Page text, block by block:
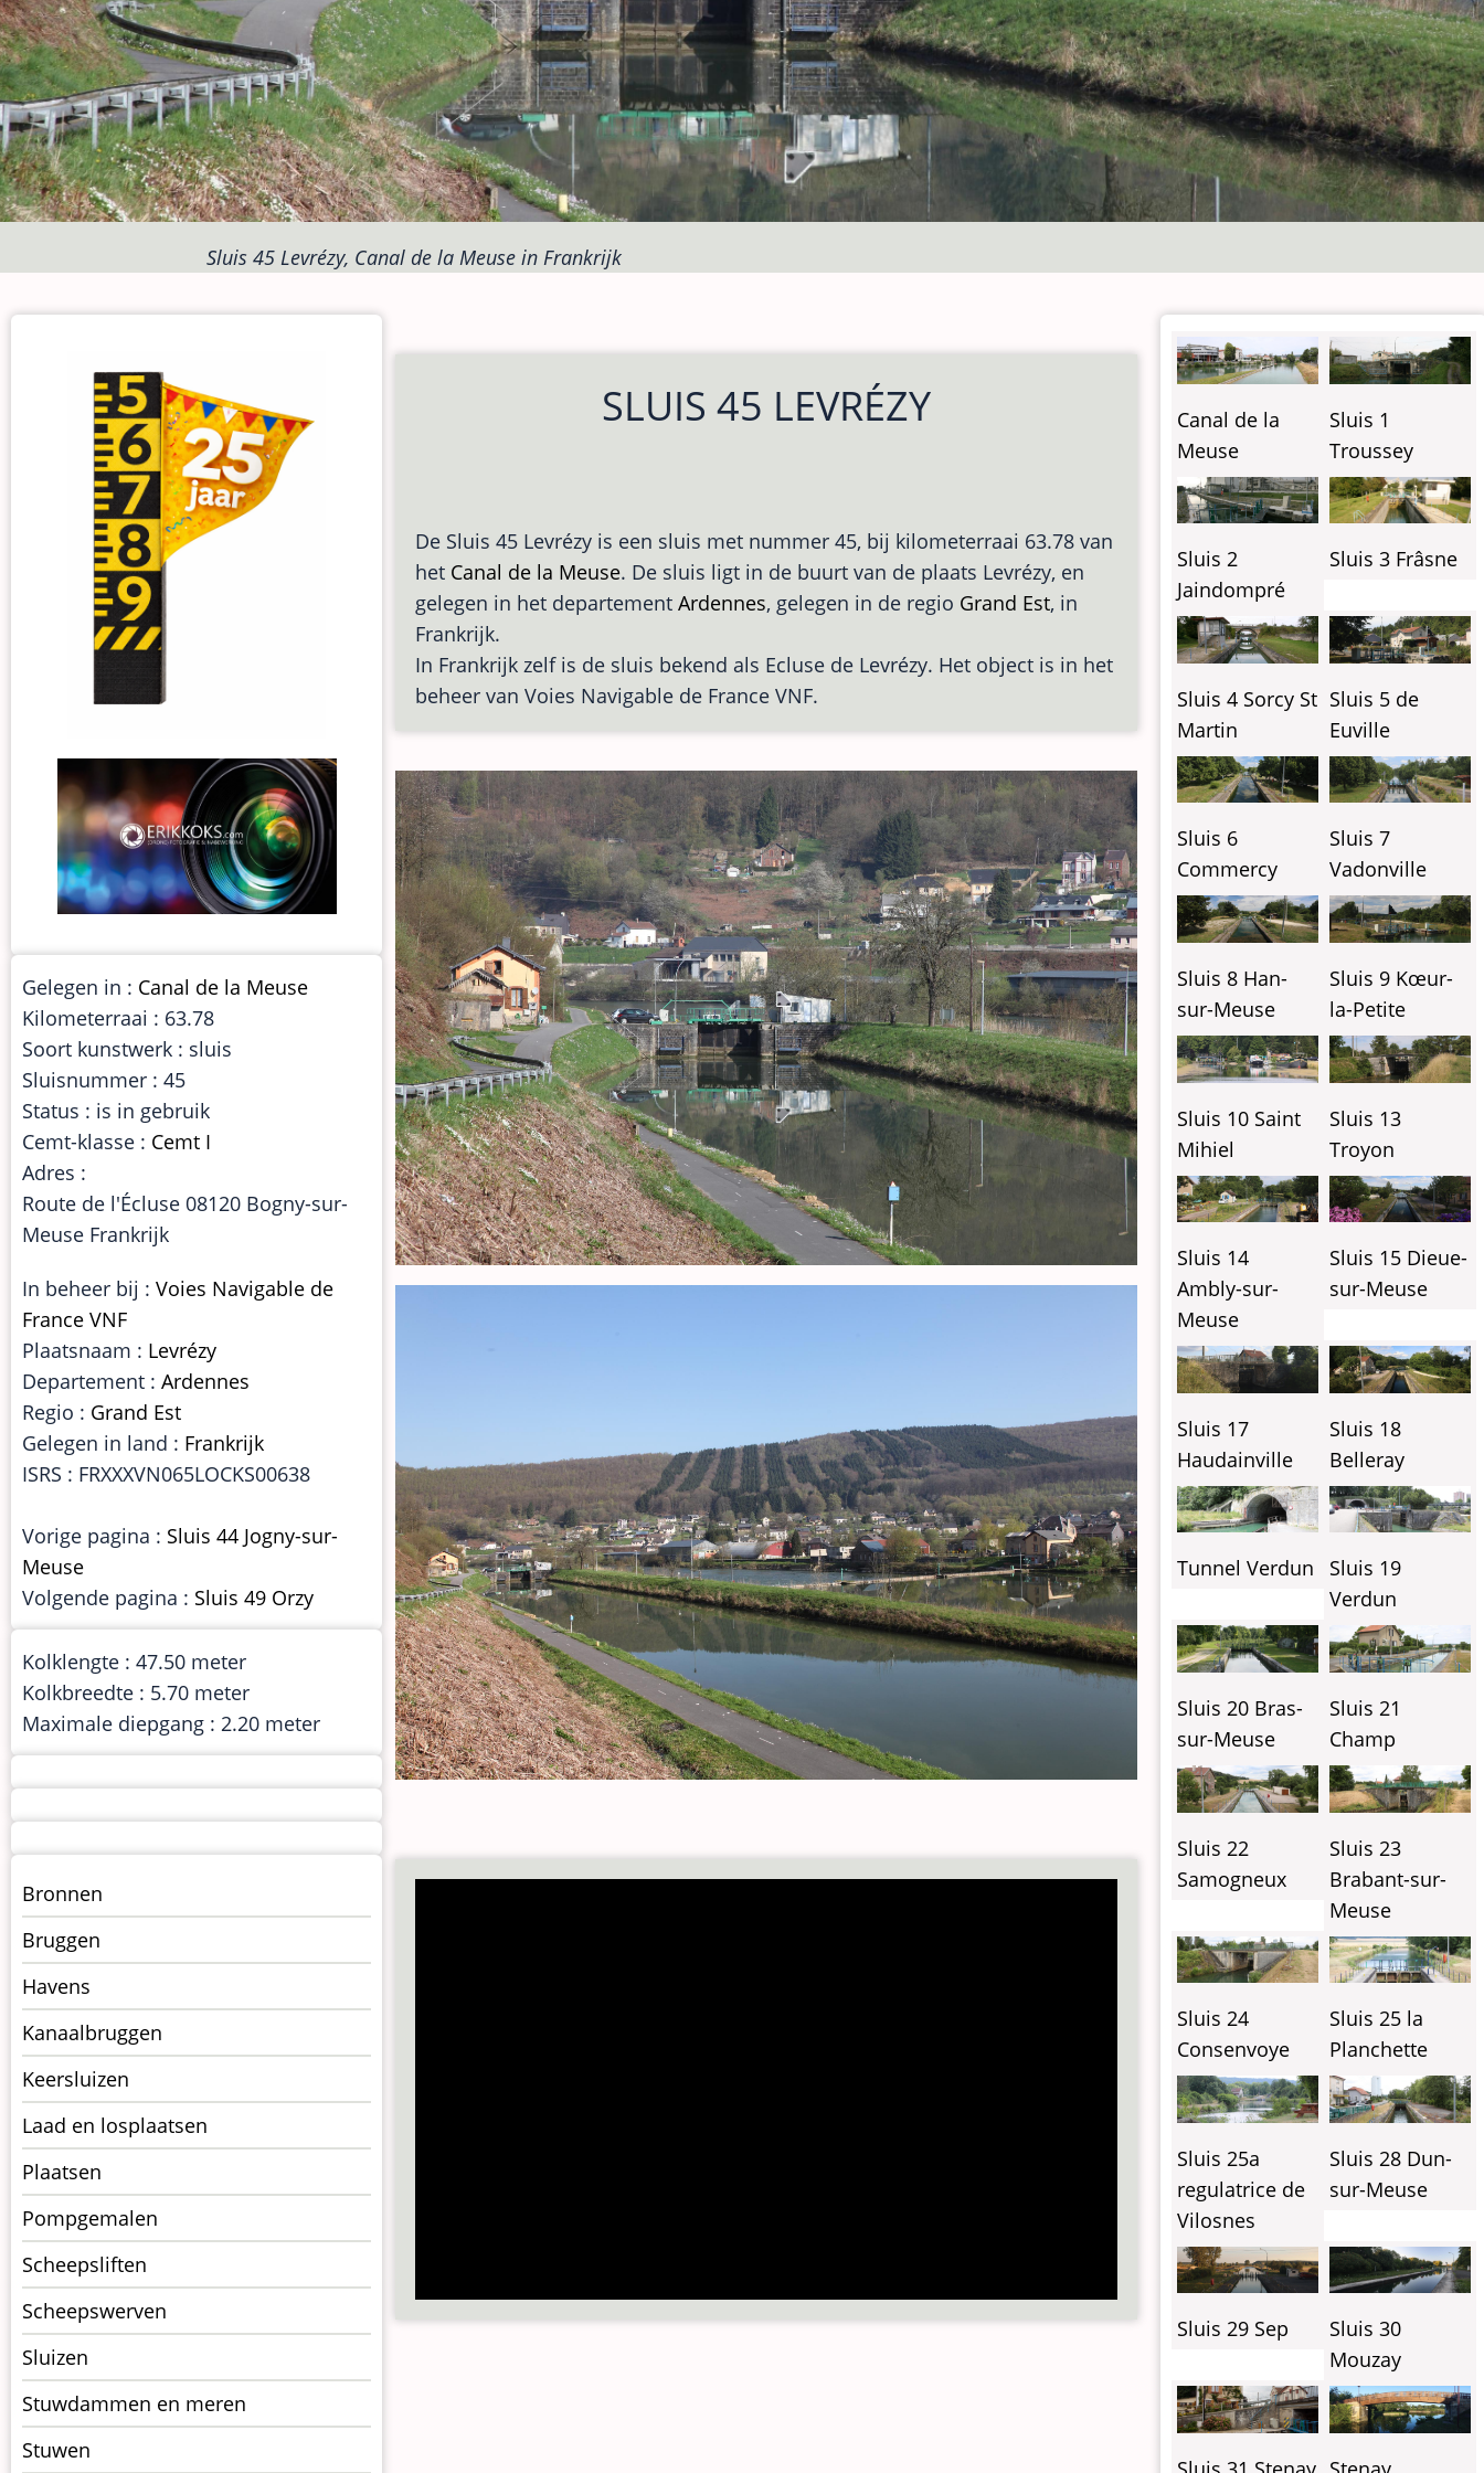
Sluis 45 Levrézy, Canal de la Meuse in Frankrijk
SLUIS 45 LEVRÉZY
De Sluis 45 Levrézy is een sluis met nummer 45, bij kilometerraai 63.78 van
het Canal de la Meuse. De sluis ligt in de buurt van de plaats Levrézy, en
gelegen in het departement Ardennes, gelegen in de regio Grand Est, in
Frankrijk.
In Frankrijk zelf is de sluis bekend als Ecluse de Levrézy. Het object is in het
beheer van Voies Navigable de France VNF.
Gelegen in : Canal de la Meuse
Kilometerraai : 63.78
Soort kunstwerk : sluis
Sluisnummer : 45
Status : is in gebruik
Cemt-klasse : Cemt I
Adres :
Route de l'Écluse 08120 Bogny-sur-
Meuse Frankrijk
In beheer bij : Voies Navigable de
France VNF
Plaatsnaam : Levrézy
Departement : Ardennes
Regio : Grand Est
Gelegen in land : Frankrijk
ISRS : FRXXXVN065LOCKS00638
Vorige pagina : Sluis 44 Jogny-sur-
Meuse
Volgende pagina : Sluis 49 Orzy
Kolklengte : 47.50 meter
Kolkbreedte : 5.70 meter
Maximale diepgang : 2.20 meter
Menu
kunstwerken
op
kunstwerkpagina
Bronnen
Bruggen
Havens
Kanaalbruggen
Keersluizen
Laad en losplaatsen
Plaatsen
Pompgemalen
Scheepsliften
Scheepswerven
Sluizen
Stuwdammen en meren
Stuwen
Canal de la
Meuse
Sluis 1
Troussey
Sluis 2
Jaindompré
Sluis 3 Frâsne
Sluis 4 Sorcy St
Martin
Sluis 5 de
Euville
Sluis 6
Commercy
Sluis 7
Vadonville
Sluis 8 Han-
sur-Meuse
Sluis 9 Kœur-
la-Petite
Sluis 10 Saint
Mihiel
Sluis 13
Troyon
Sluis 14
Ambly-sur-
Meuse
Sluis 15 Dieue-
sur-Meuse
Sluis 17
Haudainville
Sluis 18
Belleray
Tunnel Verdun
Sluis 19
Verdun
Sluis 20 Bras-
sur-Meuse
Sluis 21
Champ
Sluis 22
Samogneux
Sluis 23
Brabant-sur-
Meuse
Sluis 24
Consenvoye
Sluis 25 la
Planchette
Sluis 25a
regulatrice de
Vilosnes
Sluis 28 Dun-
sur-Meuse
Sluis 29 Sep
Sluis 30
Mouzay